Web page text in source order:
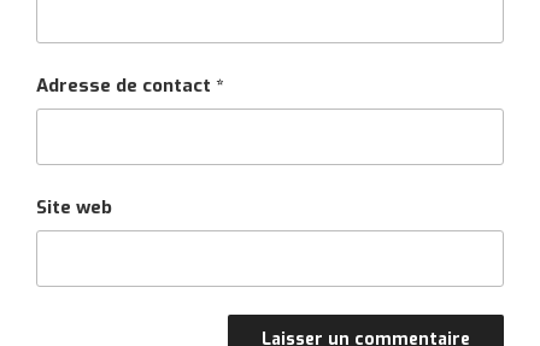
Adresse de contact *
Site web